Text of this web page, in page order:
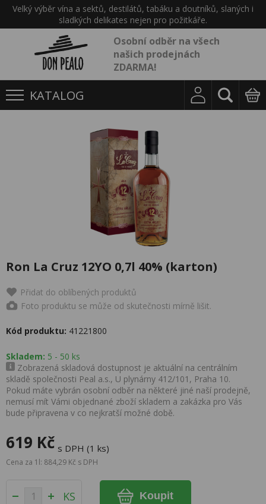
Velký výběr vína a sektů, destilátů, tabáku a doutníků, slaných i
sladkých delikates nejen pro požitkáře.
Osobní odběr na všech
našich prodejnách
ZDARMA!
KATALOG
Ron La Cruz 12YO 0,7l 40% (karton)
Přidat do oblíbených produktů
Foto produktu se může od skutečnosti mírně lišit.
Kód produktu: 41221800
Skladem: 5 - 50 ks
Zobrazená skladová dostupnost je aktuální na centrálním
skladě společnosti Peal a.s., U plynárny 412/101, Praha 10.
Pokud máte vybrán osobní odběr na některé jiné naší prodejně,
nemusí mít Vámi objednané zboží skladem a zakázka pro Vás
bude připravena v co nejkratší možné době.
619 Kč s DPH (1 ks)
Cena za 1l: 884,29 Kč s DPH
KS Koupit